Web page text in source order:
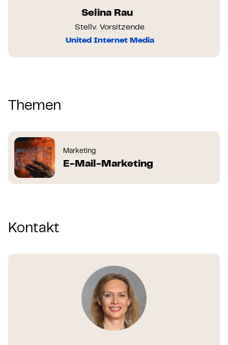
Selina Rau
Stellv. Vorsitzende
United Internet Media
Themen
Marketing
E-Mail-Marketing
Kontakt